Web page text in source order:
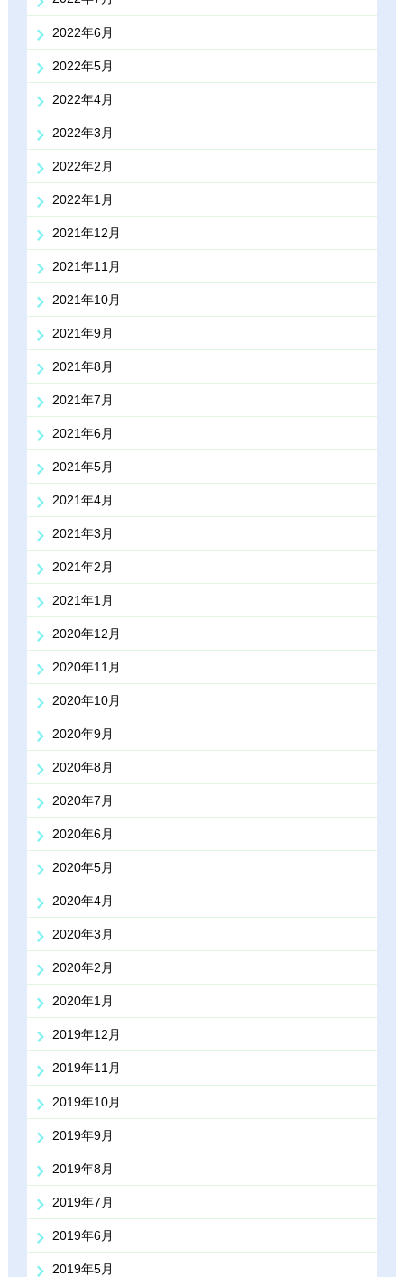
2022年6月
2022年5月
2022年4月
2022年3月
2022年2月
2022年1月
2021年12月
2021年11月
2021年10月
2021年9月
2021年8月
2021年7月
2021年6月
2021年5月
2021年4月
2021年3月
2021年2月
2021年1月
2020年12月
2020年11月
2020年10月
2020年9月
2020年8月
2020年7月
2020年6月
2020年5月
2020年4月
2020年3月
2020年2月
2020年1月
2019年12月
2019年11月
2019年10月
2019年9月
2019年8月
2019年7月
2019年6月
2019年5月